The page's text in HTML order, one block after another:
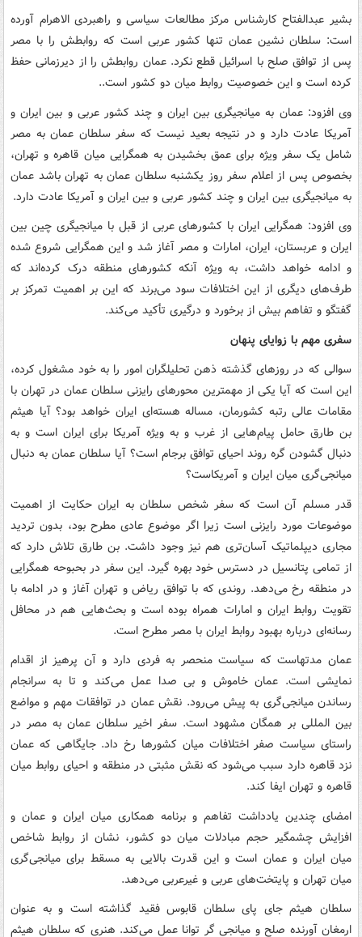
بشیر عبدالفتاح کارشناس مرکز مطالعات سیاسی و راهبردی الاهرام آورده
است: سلطان نشین عمان تنها کشور عربی است که روابطش را با مصر
پس از توافق صلح با اسرائیل قطع نکرد. عمان روابطش را از دیرزمانی حفظ
کرده است و این خصوصیت روابط میان دو کشور است..
وی افزود: عمان به میانجیگری بین ایران و چند کشور عربی و بین ایران و
آمریکا عادت دارد و در نتیجه بعید نیست که سفر سلطان عمان به مصر
شامل یک سفر ویژه برای عمق بخشیدن به همگرایی میان قاهره و تهران،
بخصوص پس از اعلام سفر روز یکشنبه سلطان عمان به تهران باشد عمان
به میانجیگری بین ایران و چند کشور عربی و بین ایران و آمریکا عادت دارد.
وی افزود: همگرایی ایران با کشورهای عربی از قبل با میانجیگری چین بین
ایران و عربستان، ایران، امارات و مصر آغاز شد و این همگرایی شروع شده
و ادامه خواهد داشت، به ویژه آنکه کشورهای منطقه درک کرده‌اند که
طرف‌های دیگری از این اختلافات سود می‌برند که این بر اهمیت تمرکز بر
گفتگو و تفاهم بیش از برخورد و درگیری تأکید می‌کند.
سفری مهم با زوایای پنهان
سوالی که در روزهای گذشته ذهن تحلیلگران امور را به خود مشغول کرده،
این است که آیا یکی از مهمترین محورهای رایزنی سلطان عمان در تهران با
مقامات عالی رتبه کشورمان، مساله هسته‌ای ایران خواهد بود؟ آیا هیثم
بن طارق حامل پیام‌هایی از غرب و به ویژه آمریکا برای ایران است و به
دنبال گشودن گره روند احیای توافق برجام است؟ آیا سلطان عمان به دنبال
میانجی‌گری میان ایران و آمریکاست؟
قدر مسلم آن است که سفر شخص سلطان به ایران حکایت از اهمیت
موضوعات مورد رایزنی است زیرا اگر موضوع عادی مطرح بود، بدون تردید
مجاری دیپلماتیک آسان‌تری هم نیز وجود داشت. بن طارق تلاش دارد که
از تمامی پتانسیل در دسترس خود بهره گیرد. این سفر در بحبوحه همگرایی
در منطقه رخ می‌دهد. روندی که با توافق ریاض و تهران آغاز و در ادامه با
تقویت روابط ایران و امارات همراه بوده است و بحث‌هایی هم در محافل
رسانه‌ای درباره بهبود روابط ایران با مصر مطرح است.
عمان مدتهاست که سیاست منحصر به فردی دارد و آن پرهیز از اقدام
نمایشی است. عمان خاموش و بی صدا عمل می‌کند و تا به سرانجام
رساندن میانجی‌گری به پیش می‌رود. نقش عمان در توافقات مهم و مواضع
بین المللی بر همگان مشهود است. سفر اخیر سلطان عمان به مصر در
راستای سیاست صفر اختلافات میان کشورها رخ داد. جایگاهی که عمان
نزد قاهره دارد سبب می‌شود که نقش مثبتی در منطقه و احیای روابط میان
قاهره و تهران ایفا کند.
امضای چندین یادداشت تفاهم و برنامه همکاری میان ایران و عمان و
افزایش چشمگیر حجم مبادلات میان دو کشور، نشان از روابط شاخص
میان ایران و عمان است و این قدرت بالایی به مسقط برای میانجی‌گری
میان تهران و پایتخت‌های عربی و غیرعربی می‌دهد.
سلطان هیثم جای پای سلطان قابوس فقید گذاشته است و به عنوان
ارمغان آورنده صلح و میانجی گر توانا عمل می‌کند. هنری که سلطان هیثم